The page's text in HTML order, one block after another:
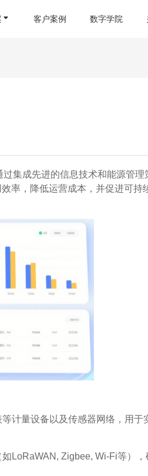
客户案例 数字学院
集成先进的信息技术和能源管
率，降低运营成本，并促进可持
计量设备以及传感器网络，用
LoRaWAN, Zigbee, Wi-Fi等）